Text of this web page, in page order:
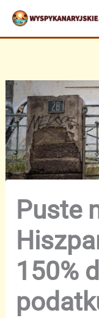
Przejdź
treści
Puste
150%